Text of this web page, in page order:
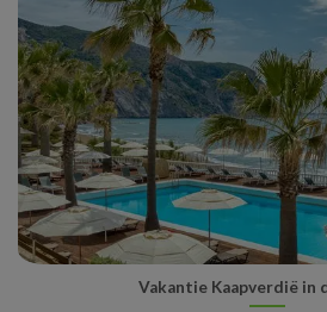
Vakantie Kaapverdië in